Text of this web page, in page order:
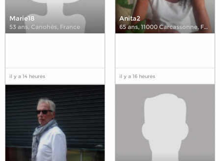
Marie18
53 ans, Canohès, France
il y a 14 heures
Anita2
65 ans, 11000 Carcassonne, France
il y a 16 heures